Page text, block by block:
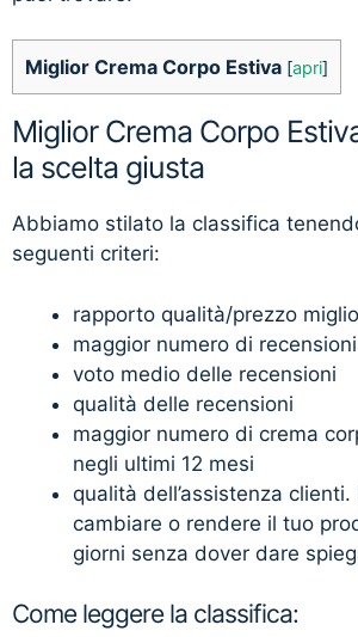
Miglior Crema Corpo Estiva [apri]
Miglior Crema Corpo
la scelta giusta
Abbiamo stilato la classifica
seguenti criteri:
rapporto qualità/prezzo
maggior numero di recensioni
voto medio delle recensioni
qualità delle recensioni
maggior numero di crema
negli ultimi 12 mesi
qualità dell’assistenza
cambiare o rendere il tuo
giorni senza dover dare
Come leggere la classifica: